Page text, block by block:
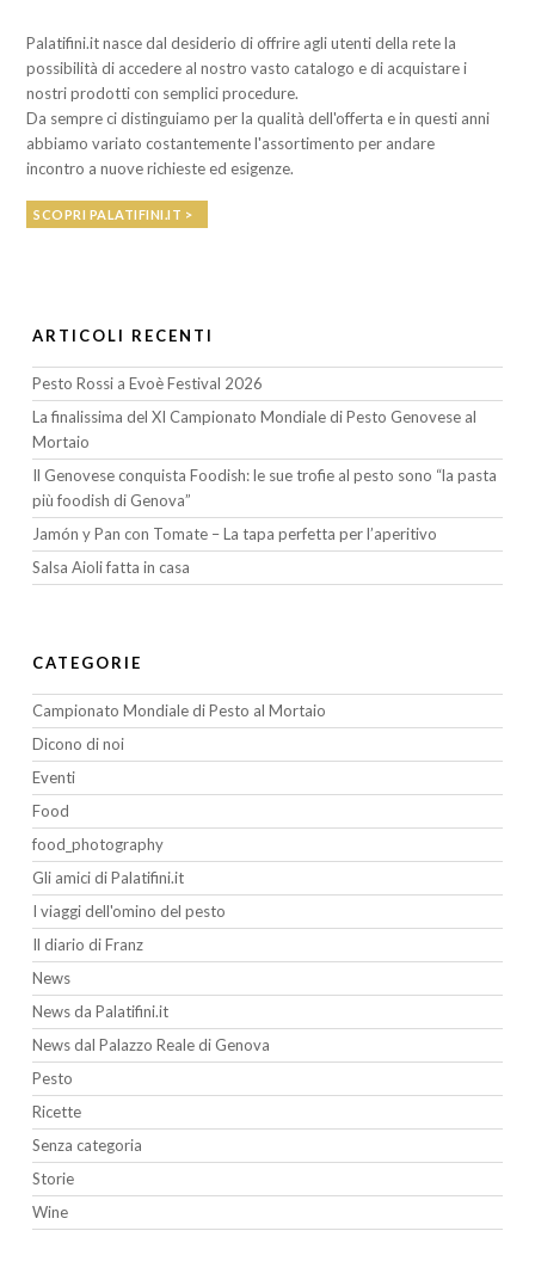
Palatifini.it nasce dal desiderio di offrire agli utenti della rete la
possibilità di accedere al nostro vasto catalogo e di acquistare i
nostri prodotti con semplici procedure.
Da sempre ci distinguiamo per la qualità dell'offerta e in questi anni
abbiamo variato costantemente l'assortimento per andare
incontro a nuove richieste ed esigenze.
SCOPRI PALATIFINI.IT >
ARTICOLI RECENTI
Pesto Rossi a Evoè Festival 2026
La finalissima del XI Campionato Mondiale di Pesto Genovese al
Mortaio
Il Genovese conquista Foodish: le sue trofie al pesto sono “la pasta
più foodish di Genova”
Jamón y Pan con Tomate – La tapa perfetta per l’aperitivo
Salsa Aioli fatta in casa
CATEGORIE
Campionato Mondiale di Pesto al Mortaio
Dicono di noi
Eventi
Food
food_photography
Gli amici di Palatifini.it
I viaggi dell'omino del pesto
Il diario di Franz
News
News da Palatifini.it
News dal Palazzo Reale di Genova
Pesto
Ricette
Senza categoria
Storie
Wine